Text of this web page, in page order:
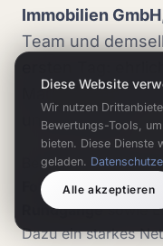
Immobilien GmbH
Team und
Marktkenntnis
unsere Region.
Bei jeder Immobilie
Fotografie,
Rundgängesowie
Dazu ein starkes
Diese Website
Wir nutzen
Bewertungs-Tools,
bieten. Diese Dienste
geladen.
Alle akzeptieren